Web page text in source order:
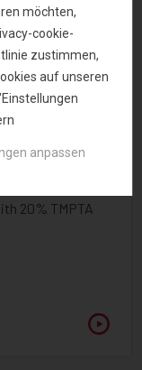
20% TMPTA
möchten,
cookie-
zustimmen,
auf unseren
anpassen